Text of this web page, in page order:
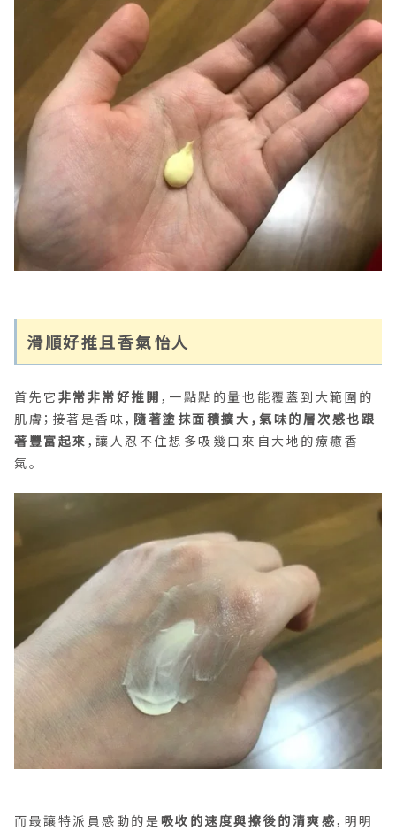
滑順好推且香氣怡人
首先它 非常非常好推開 ，一點點的量也能覆蓋到大範圍的
肌膚；接著是香味， 隨著塗抹面積擴大，氣味的層次感也跟
著豐富起來 ，讓人忍不住想多吸幾口來自大地的療癒香
氣。
而最讓特派員感動的是吸收的速度與擦後的清爽感，明明